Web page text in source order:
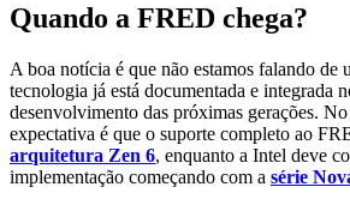
Quando a FRED chega?
A boa notícia é que não estamos falando de
tecnologia já está documentada e integrada
desenvolvimento das próximas gerações.
expectativa é que o suporte completo ao
arquitetura Zen 6, enquanto a Intel deve
implementação começando com a série